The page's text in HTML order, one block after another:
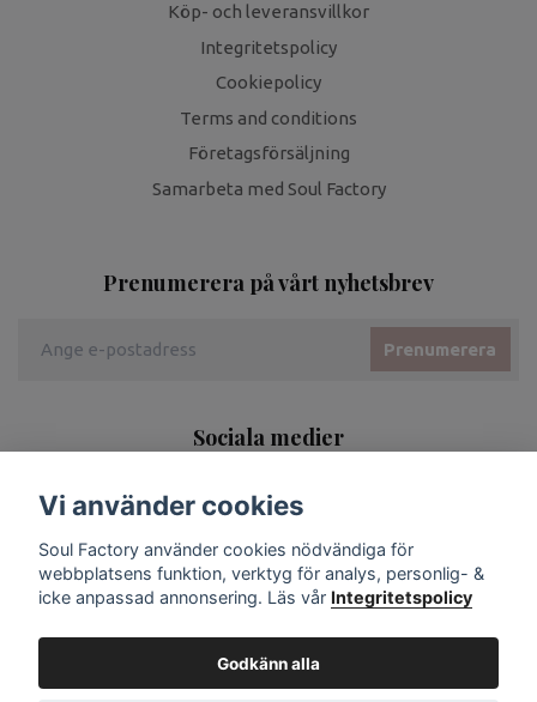
Köp- och leveransvillkor
Integritetspolicy
Cookiepolicy
Terms and conditions
Företagsförsäljning
Samarbeta med Soul Factory
Prenumerera på vårt nyhetsbrev
Prenumerera
Sociala medier
Vi använder cookies
Soul Factory använder cookies nödvändiga för
webbplatsens funktion, verktyg för analys, personlig- &
icke anpassad annonsering. Läs vår Integritetspolicy
Godkänn alla